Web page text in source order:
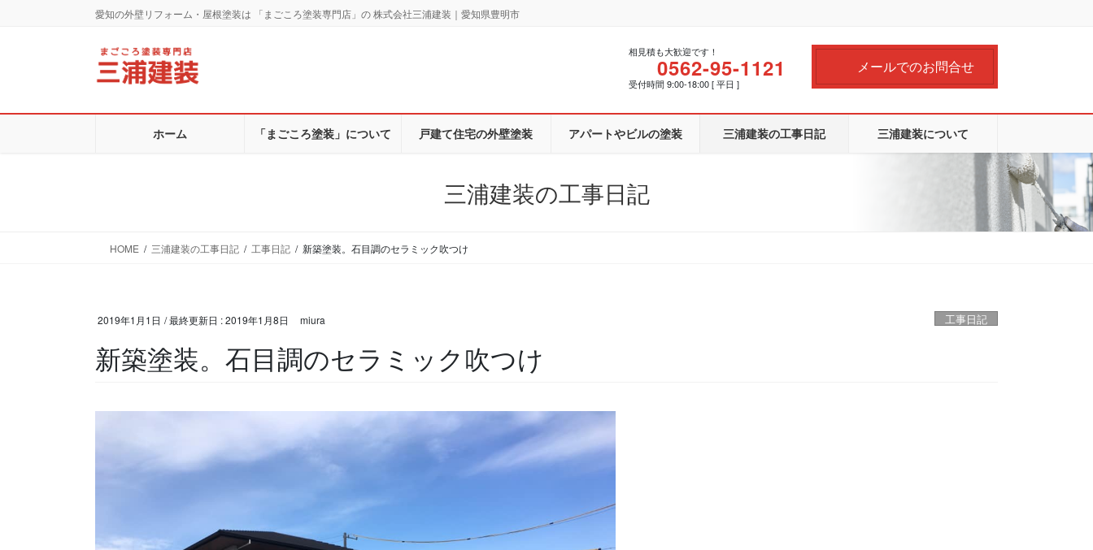
愛知の外壁リフォーム・屋根塗装は 「まごころ塗装専門店」の 株式会社三浦建装｜愛知県豊明市
相見積も大歓迎です！
0562-95-1121
受付時間 9:00-18:00 [ 平日 ]
メールでのお問合せ
ホーム 「まごころ塗装」について 戸建て住宅の外壁塗装 アパートやビルの塗装 三浦建装の工事日記 三浦建装について
三浦建装の工事日記
HOME 三浦建装の工事日記 工事日記 新築塗装。石目調のセラミック吹つけ
2019年1月1日 / 最終更新日 :2019年1月8日 miura 工事日記
新築塗装。石目調のセラミック吹つけ